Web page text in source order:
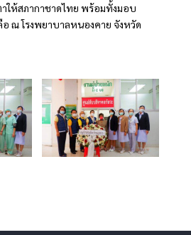
ให้สภากาชาดไทย พร้อมทั้งมอบ
อ ณ โรงพยาบาลหนองคาย จังหวัด